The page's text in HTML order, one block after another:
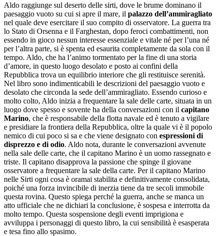
Aldo raggiunge sul deserto delle sirti, dove le brume dominano il
paesaggio vuoto su cui si apre il mare, il palazzo dell’ammiragliato
nel quale deve esercitare il suo compito di osservatore. La guerra tra
lo Stato di Orsenna e il Farghestan, dopo feroci combattimenti, non
essendo in gioco nessun interesse essenziale e vitale né per l’una né
per l’altra parte, si è spenta ed esaurita completamente da sola con il
tempo. Aldo, che ha l’animo tormentato per la fine di una storia
d’amore, in questo luogo desolato e posto ai confini della
Repubblica trova un equilibrio interiore che gli restituisce serenità.
Nel libro sono indimenticabili le descrizioni del paesaggio vuoto e
desolato che circonda la sede dell’ammiragliato. Essendo curioso e
molto colto, Aldo inizia a frequentare la sale delle carte, situata in un
luogo dove spesso e sovente ha della conversazioni con il capitano
Marino, che è responsabile della flotta navale ed è tenuto a vigilare
e presidiare la frontiera della Repubblica, oltre la quale vi è il popolo
nemico di cui poco si sa e che viene designato con espressioni di
disprezzo e di odio. Aldo nota, durante le conversazioni avvenute
nella sale delle carte, che il capitano Marino è un uomo rassegnato e
triste. Il capitano disapprova la passione che spinge il giovane
osservatore a frequentare la sale della carte. Per il capitano Marino
nelle Sirti ogni cosa è oramai stabilita e definitivamente consolidata,
poiché una forza invincibile di inerzia tiene da tre secoli immobile
questa rovina. Questo spiega perché la guerra, anche se manca un
atto ufficiale che ne dichiari la conclusione, è sospesa e interrotta da
molto tempo. Questa sospensione degli eventi imprigiona e
avviluppa i personaggi di questo libro, la cui sensibilità è esasperata
e tesa fino allo spasimo.